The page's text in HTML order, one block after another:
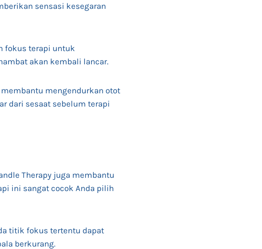
sensasi kesegaran
fokus terapi untuk
akan kembali lancar.
mengendurkan otot
dari sesaat sebelum terapi
Therapy juga membantu
ini sangat cocok Anda pilih
titik fokus tertentu dapat
berkurang.